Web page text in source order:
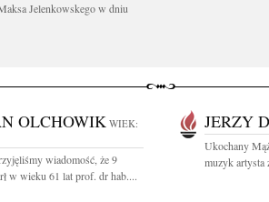
Jelenkowskego w dniu
OLCHOWIK WIEK:
wiadomość, że 9
w wieku 61 lat prof. dr hab....
JERZY
Ukochany
muzyk artysta